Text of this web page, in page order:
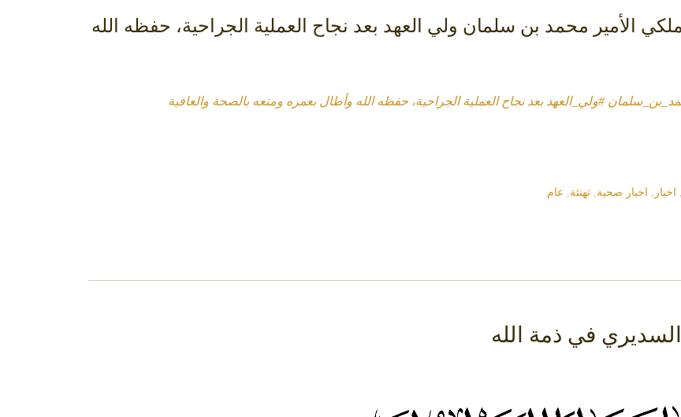
الأمير محمد بن سلمان‬⁩ ⁧‫ولي العهد‬⁩ بعد نجاح العملية الجراحية، حفظه الله
#ولي_العهد بعد نجاح العملية الجراحية، حفظه الله وأطال بعمره ومتعه بالصحة والعافية
, اخبار , اخبار صحية, تهنئة, عام
في ذمة الله